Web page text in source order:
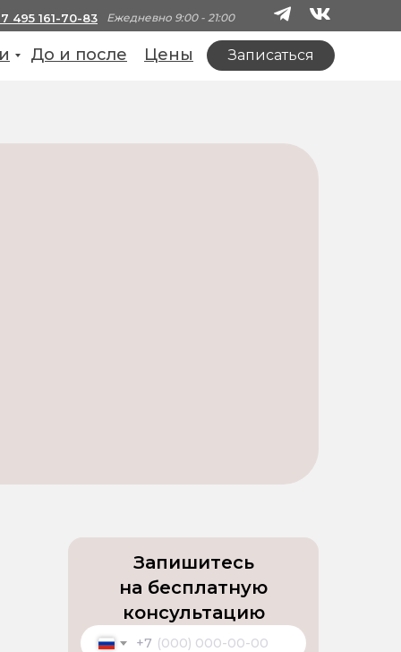
До и после Цены Записаться
Ежедневно 9:00 - 21:00
495 161-70-83
Запишитесь
на бесплатную
консультацию
+7